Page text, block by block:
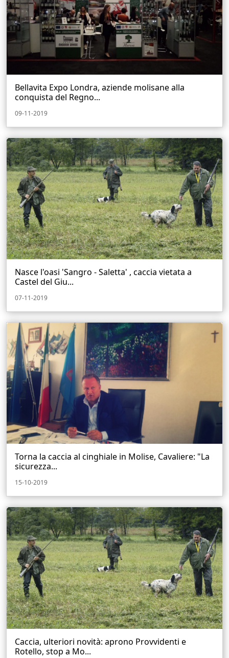
Bellavita Expo Londra, aziende molisane alla
conquista del Regno...
09-11-2019
Nasce l'oasi 'Sangro - Saletta' , caccia vietata a
Castel del Giu...
07-11-2019
Torna la caccia al cinghiale in Molise, Cavaliere: "La
sicurezza...
15-10-2019
Caccia, ulteriori novità: aprono Provvidenti e
Rotello, stop a Mo...